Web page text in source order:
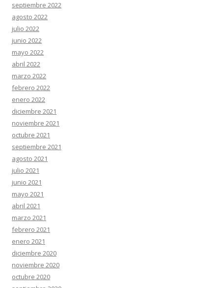
septiembre 2022
agosto 2022
julio 2022
junio 2022
mayo 2022
abril 2022
marzo 2022
febrero 2022
enero 2022
diciembre 2021
noviembre 2021
octubre 2021
septiembre 2021
agosto 2021
julio 2021
junio 2021
mayo 2021
abril 2021
marzo 2021
febrero 2021
enero 2021
diciembre 2020
noviembre 2020
octubre 2020